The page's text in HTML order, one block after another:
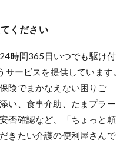
ください
時間365日いつでも駆け付
サービスを提供しています。
険でまかなえない困りご
い、食事介助、たまプラー
否確認など、「ちょっと頼
きたい介護の便利屋さんで